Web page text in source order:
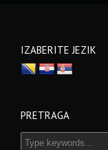
IZABERITE JEZIK
PRETRAGA